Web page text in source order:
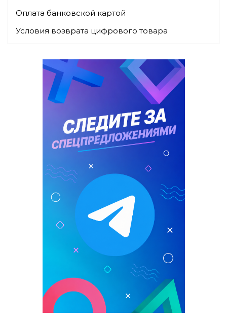
Оплата банковской картой
Условия возврата цифрового товара